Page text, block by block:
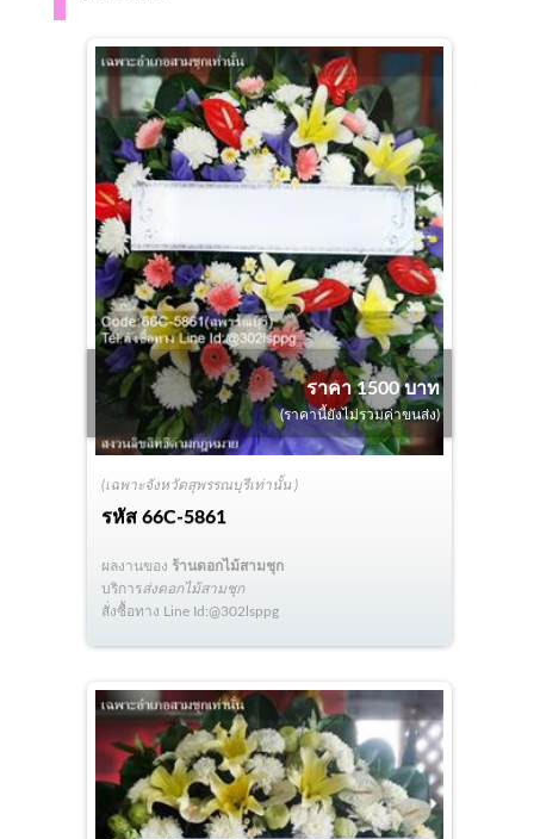
(เฉพาะจังหวัดสุพรรณบุรีเท่านั้น )
รหัส66C-5861
ราคา 1500 บาท
(ราคานี้ยังไม่รวมค่าขนส่ง)
ผลงานของ ร้านดอกไม้สามชุก
บริการส่งดอกไม้สามชุก
สั่งซื้อทาง Line Id:@302lsppg